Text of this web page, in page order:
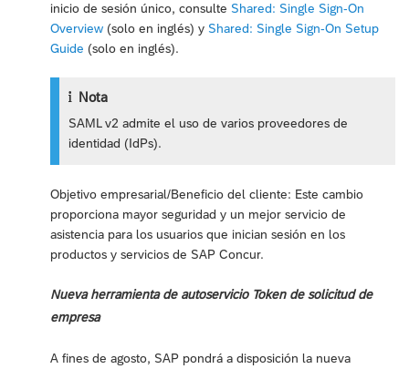
inicio de sesión único, consulte Shared: Single Sign-On
Overview (solo en inglés) y Shared: Single Sign-On Setup
Guide (solo en inglés).
Nota
SAML v2 admite el uso de varios proveedores de
identidad (IdPs).
Objetivo empresarial/Beneficio del cliente: Este cambio
proporciona mayor seguridad y un mejor servicio de
asistencia para los usuarios que inician sesión en los
productos y servicios de SAP Concur.
Nueva herramienta de autoservicio Token de solicitud de
empresa
A fines de agosto, SAP pondrá a disposición la nueva